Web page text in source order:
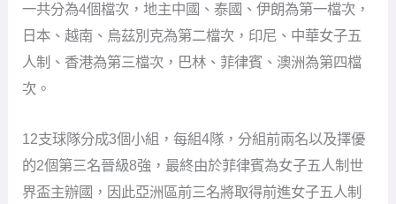
一共分為4個檔次，地主中國、泰國、伊朗為第一檔次，
日本、越南、烏茲別克為第二檔次，印尼、中華女子五
人制、香港為第三檔次，巴林、菲律賓、澳洲為第四檔
次。
12支球隊分成3個小組，每組4隊，分組前兩名以及擇優
的2個第三名晉級8強，最終由於菲律賓為女子五人制世
界盃主辦國，因此亞洲區前三名將取得前進女子五人制